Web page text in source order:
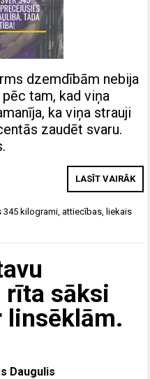
dzemdībām nebija
tam, kad viņa
ka viņa strauji
zaudēt svaru.
LASĪT VAIRĀK
345 kilogrami,attiecības, liekais
rīta sāksi
Daugulis